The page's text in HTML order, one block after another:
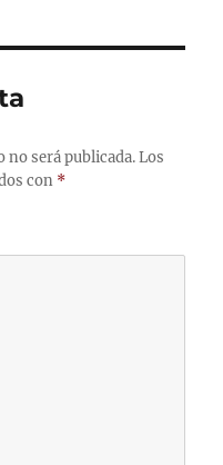
no será publicada. Los
con *